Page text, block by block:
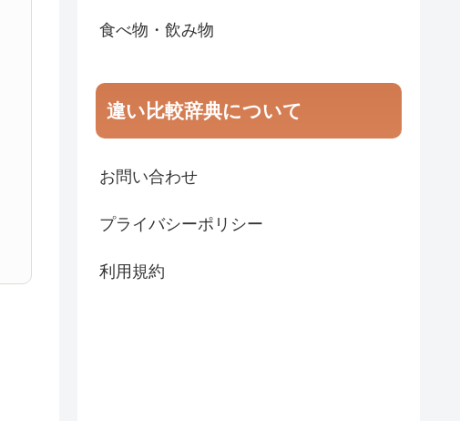
食べ物・飲み物
違い比較辞典について
お問い合わせ
プライバシーポリシー
利用規約